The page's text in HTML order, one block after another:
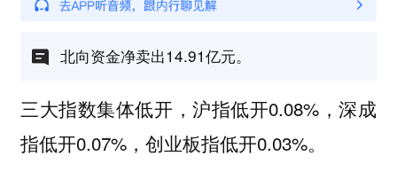
北向资金净卖出14.91亿元。
三大指数集体低开，沪指低开0.08%，深成
指低开0.07%，创业板指低开0.03%。